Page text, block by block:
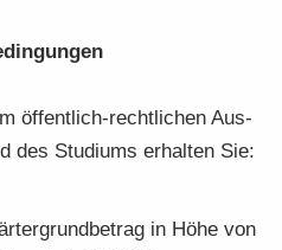
öffentlich-​rechtlichen Aus­
des Stu­di­ums er­hal­ten Sie:
in Höhe von